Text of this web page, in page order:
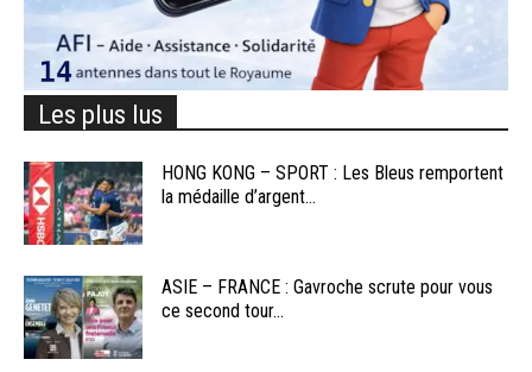
Les plus lus
HONG KONG – SPORT : Les Bleus remportent
la médaille d’argent...
ASIE – FRANCE : Gavroche scrute pour vous
ce second tour...